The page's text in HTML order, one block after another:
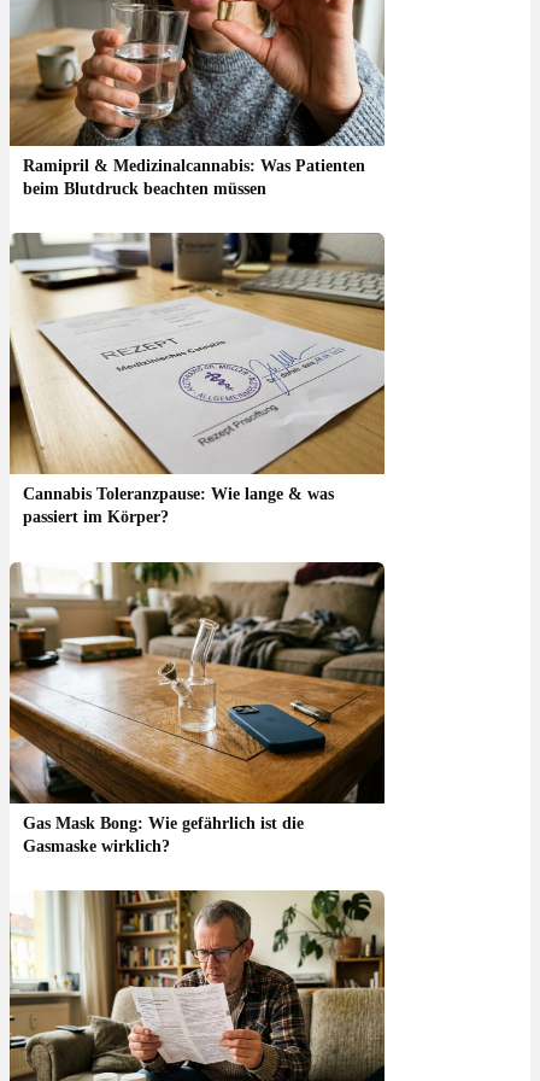
Ramipril & Medizinalcannabis: Was Patienten
beim Blutdruck beachten müssen
Cannabis Toleranzpause: Wie lange & was
passiert im Körper?
Gas Mask Bong: Wie gefährlich ist die
Gasmaske wirklich?